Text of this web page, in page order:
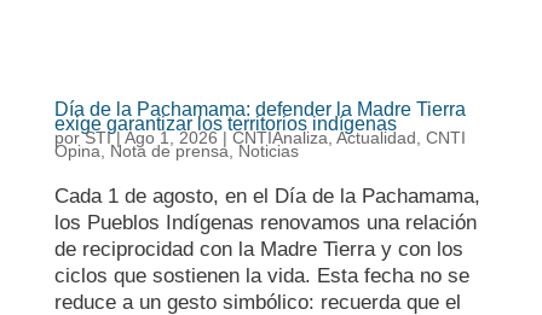
Día de la Pachamama: defender la Madre Tierra
exige garantizar los territorios indígenas
porSTI|Ago 1, 2026|CNTIAnaliza,Actualidad CNTI
Opina,Nota de prensa ,Noticias
Cada 1 de agosto, en el Día de la Pachamama,
los Pueblos Indígenas renovamos una relación
de reciprocidad con la Madre Tierra y con los
ciclos que sostienen la vida. Esta fecha no se
reduce a un gesto simbólico: recuerda que el